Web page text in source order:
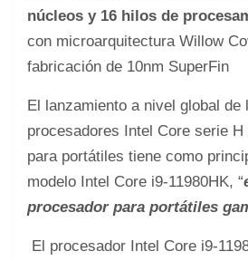
núcleos y 16 hilos de
con microarquitectura Willow
fabricación de 10nm SuperFin
El lanzamiento a nivel global de
procesadores Intel Core serie H
para portátiles tiene como
modelo Intel Core i9-11980HK, “
procesador para portátiles
El procesador Intel Core i9-